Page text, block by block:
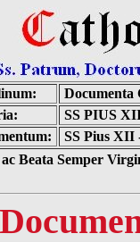
Documenta
SS PIUS
SS Pius XII
Beata Semper